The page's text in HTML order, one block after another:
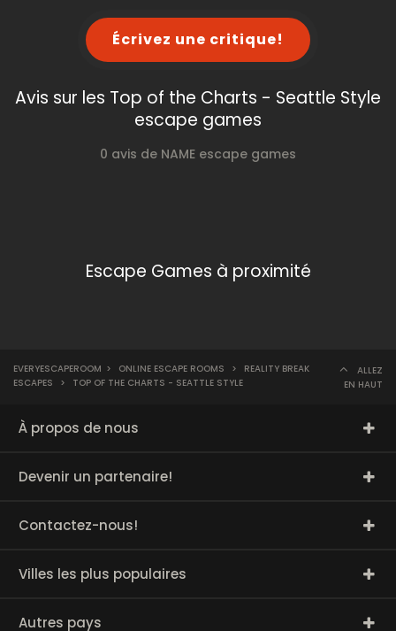
Écrivez une critique!
Avis sur les Top of the Charts - Seattle Style
escape games
0 avis de NAME escape games
Escape Games à proximité
EVERYESCAPEROOM > ONLINE ESCAPE ROOMS >
REALITY BREAK
ESCAPES
> TOP OF THE CHARTS - SEATTLE STYLE
ALLEZ
EN HAUT
À propos de nous
Devenir un partenaire!
Contactez-nous!
Villes les plus populaires
Autres pays